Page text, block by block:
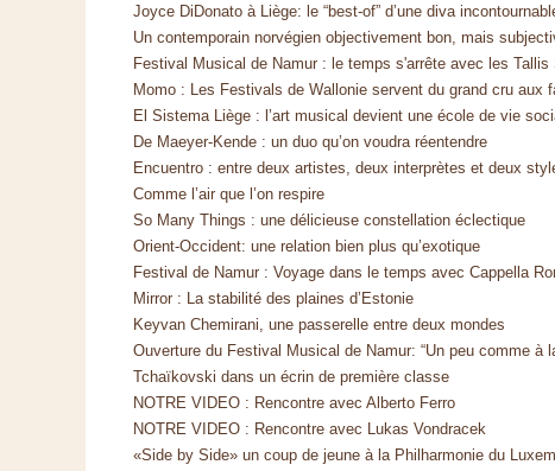
Joyce DiDonato à Liège: le “best-of” d’une diva
Un contemporain norvégien objectivement bon, mais
Festival Musical de Namur : le temps s'arrête avec les Tallis
Momo : Les Festivals de Wallonie servent du grand cru aux
El Sistema Liège : l’art musical devient une école de vie
De Maeyer-Kende : un duo qu’on voudra réentendre
Encuentro : entre deux artistes, deux interprètes et deux
Comme l’air que l’on respire
So Many Things : une délicieuse constellation éclectique
Orient-Occident: une relation bien plus qu’exotique
Festival de Namur : Voyage dans le temps avec Cappella
Mirror : La stabilité des plaines d’Estonie
Keyvan Chemirani, une passerelle entre deux mondes
Ouverture du Festival Musical de Namur: “Un peu comme à
Tchaïkovski dans un écrin de première classe
NOTRE VIDEO : Rencontre avec Alberto Ferro
NOTRE VIDEO : Rencontre avec Lukas Vondracek
«Side by Side» un coup de jeune à la Philharmonie du